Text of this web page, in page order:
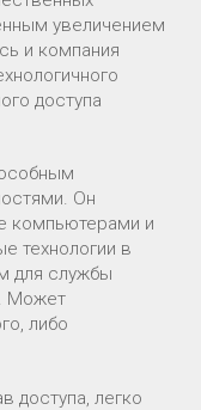
увеличением
и компания
доступа
Он
компьютерами и
технологии в
для службы
Может
либо
доступа, легко